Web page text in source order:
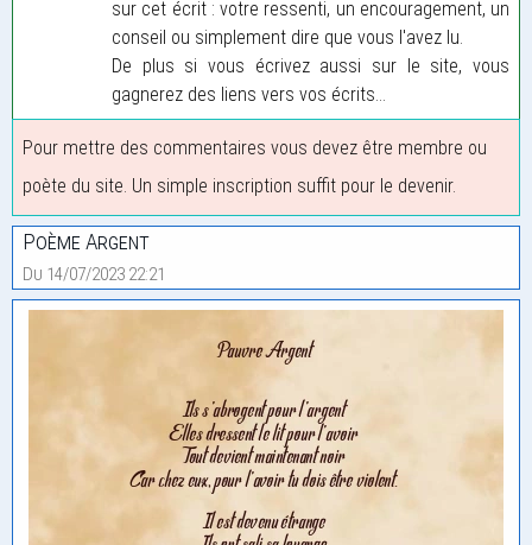
sur cet écrit : votre ressenti, un encouragement, un
conseil ou simplement dire que vous l'avez lu.
De plus si vous écrivez aussi sur le site, vous
gagnerez des liens vers vos écrits...
Pour mettre des commentaires vous devez être membre ou
poète du site. Un simple inscription suffit pour le devenir.
Poème Argent
Du 14/07/2023 22:21